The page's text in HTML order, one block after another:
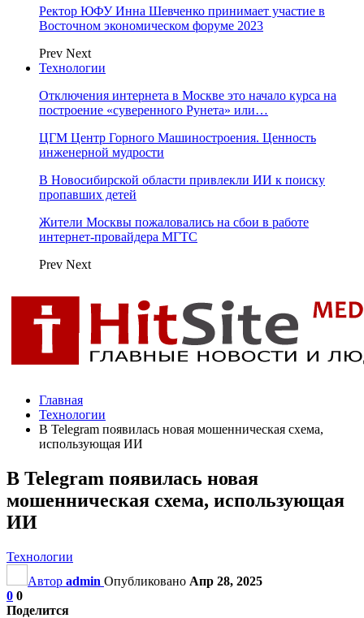
Ректор ЮФУ Инна Шевченко принимает участие в
Восточном экономическом форуме 2023
Prev Next
Технологии
Отключения интернета в Москве это начало курса на
построение «суверенного Рунета» или…
ЦГМ Центр Горного Машиностроения. Ценность
инженерной мудрости
В Новосибирской области привлекли ИИ к поиску
пропавших детей
Жители Москвы пожаловались на сбои в работе
интернет-провайдера МГТС
Prev Next
Главная
Технологии
В Telegram появилась новая мошенническая схема,
использующая ИИ
В Telegram появилась новая
мошенническая схема, использующая
ИИ
Технологии
Автор admin Опубликовано Апр 28, 2025
0 0
Поделится